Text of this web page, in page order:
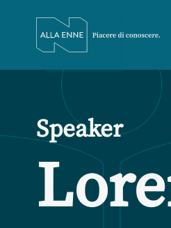
Speaker